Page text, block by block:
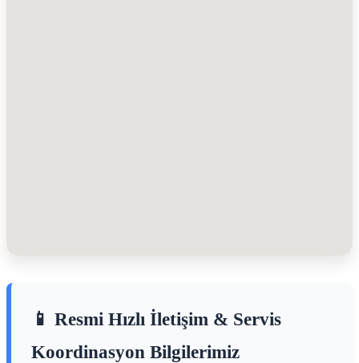
📱 Resmi Hızlı İletişim & Servis
Koordinasyon Bilgilerimiz